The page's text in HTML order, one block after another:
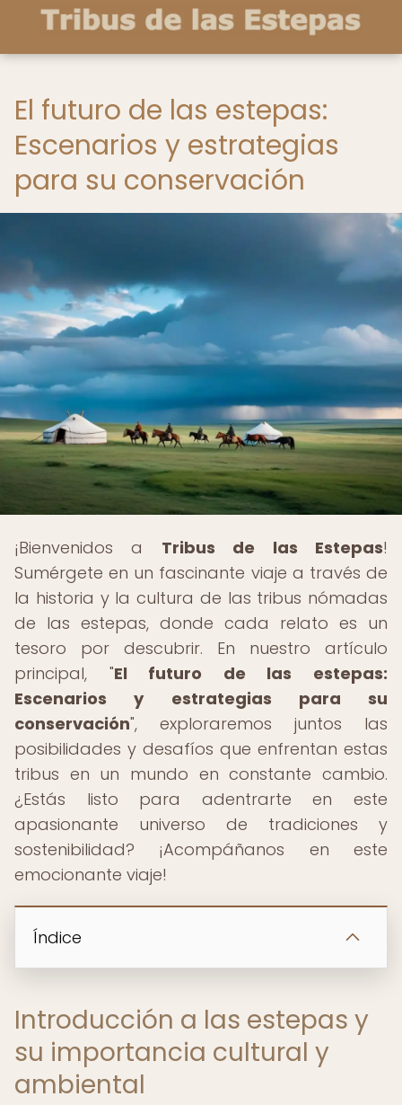
El futuro de las estepas:
Escenarios y estrategias
para su conservación
¡Bienvenidos a Tribus de las Estepas!
Sumérgete en un fascinante viaje a través de
la historia y la cultura de las tribus nómadas
de las estepas, donde cada relato es un
tesoro por descubrir. En nuestro artículo
principal, "El futuro de las estepas:
Escenarios y estrategias para su
conservación", exploraremos juntos las
posibilidades y desafíos que enfrentan estas
tribus en un mundo en constante cambio.
¿Estás listo para adentrarte en este
apasionante universo de tradiciones y
sostenibilidad? ¡Acompáñanos en este
emocionante viaje!
Índice
Introducción a las estepas y
su importancia cultural y
ambiental